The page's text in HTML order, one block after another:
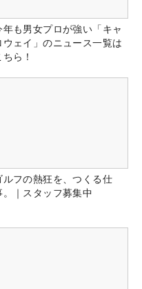
年も男女プロが強い「キャ
ウェイ」のニュース一覧は
ちら！
ルフの熱狂を、つくる仕
。｜スタッフ募集中